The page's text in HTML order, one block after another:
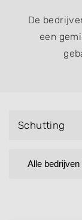
De
een
Schutting
Alle